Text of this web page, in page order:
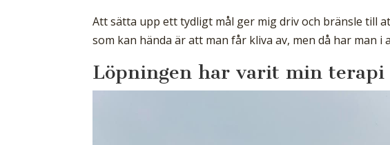
Att sätta upp ett tydligt mål ger mig driv och bränsle till
som kan hända är att man får kliva av, men då har man
Löpningen har varit min terapi